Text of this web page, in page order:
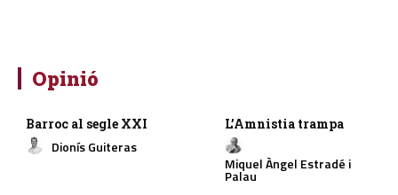
Opinió
Barroc al segle XXI
Dionís Guiteras
L’Amnistia trampa
Miquel Àngel Estradé i
Palau